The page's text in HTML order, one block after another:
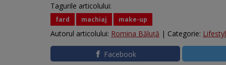
Tagurile articolului:
fard machiaj make-up
Autorul articolului: Romina Băluță | Categorie:
Facebook